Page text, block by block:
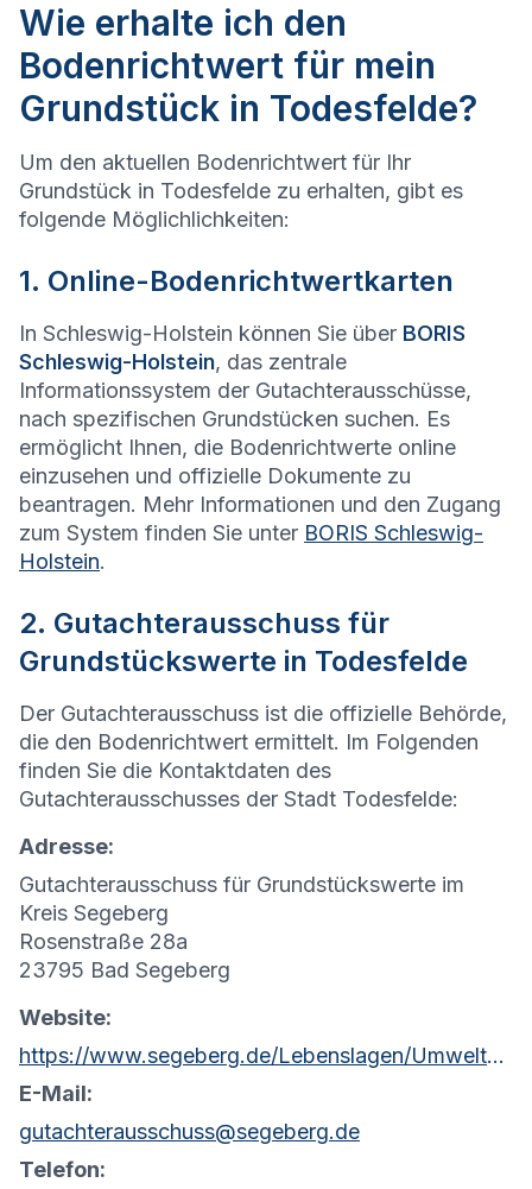
Wie erhalte ich den
Bodenrichtwert für mein
Grundstück in Todesfelde?
Um den aktuellen Bodenrichtwert für Ihr
Grundstück in Todesfelde zu erhalten, gibt es
folgende Möglichlichkeiten:
1. Online-Bodenrichtwertkarten
In Schleswig-Holstein können Sie über BORIS
Schleswig-Holstein, das zentrale
Informationssystem der Gutachterausschüsse,
nach spezifischen Grundstücken suchen. Es
ermöglicht Ihnen, die Bodenrichtwerte online
einzusehen und offizielle Dokumente zu
beantragen. Mehr Informationen und den Zugang
zum System finden Sie unter BORIS Schleswig-
Holstein.
2. Gutachterausschuss für
Grundstückswerte in Todesfelde
Der Gutachterausschuss ist die offizielle Behörde,
die den Bodenrichtwert ermittelt. Im Folgenden
finden Sie die Kontaktdaten des
Gutachterausschusses der Stadt Todesfelde:
Adresse:
Gutachterausschuss für Grundstückswerte im
Kreis Segeberg
Rosenstraße 28a
23795 Bad Segeberg
Website:
https://www.segeberg.de/Lebenslagen/Umwelt-Planen-Bauen/Planen-und-Bauen/
E-Mail:
gutachterausschuss@segeberg.de
Telefon: